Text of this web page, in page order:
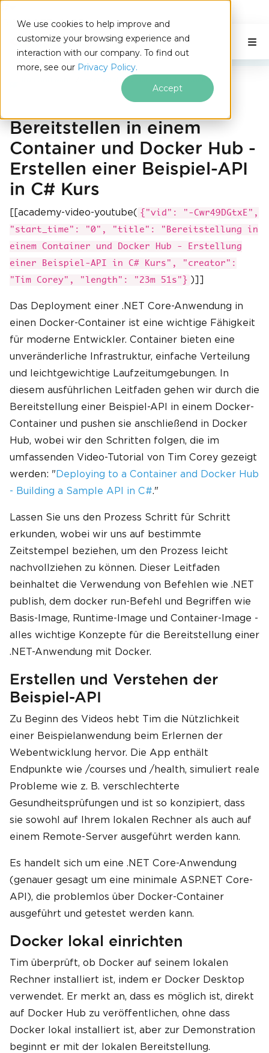
We use cookies to help improve and
customize your browsing experience and
interaction with our company. To find out
more, see our Privacy Policy.
Accept
IRONSOFTWARE
Zum Fußzeileninhalt springen
C# Application
Auf dieser Seite
Bereitstellen einer C#-API in Docker
Bereitstellen in einem
Container und Docker Hub -
Erstellen einer Beispiel-API
in C# Kurs
[[academy-video-youtube( {"vid": "-Cwr49DGtxE",
"start_time": "0", "title": "Bereitstellung in
einem Container und Docker Hub - Erstellung
einer Beispiel-API in C# Kurs", "creator":
"Tim Corey", "length": "23m 51s"} )]]
Das Deployment einer .NET Core-Anwendung in
einen Docker-Container ist eine wichtige Fähigkeit
für moderne Entwickler. Container bieten eine
unveränderliche Infrastruktur, einfache Verteilung
und leichtgewichtige Laufzeitumgebungen. In
diesem ausführlichen Leitfaden gehen wir durch die
Bereitstellung einer Beispiel-API in einem Docker-
Container und pushen sie anschließend in Docker
Hub, wobei wir den Schritten folgen, die im
umfassenden Video-Tutorial von Tim Corey gezeigt
werden: "Deploying to a Container and Docker Hub
- Building a Sample API in C#."
Lassen Sie uns den Prozess Schritt für Schritt
erkunden, wobei wir uns auf bestimmte
Zeitstempel beziehen, um den Prozess leicht
nachvollziehen zu können. Dieser Leitfaden
beinhaltet die Verwendung von Befehlen wie .NET
publish, dem docker run-Befehl und Begriffen wie
Basis-Image, Runtime-Image und Container-Image -
alles wichtige Konzepte für die Bereitstellung einer
.NET-Anwendung mit Docker.
Erstellen und Verstehen der
Beispiel-API
Zu Beginn des Videos hebt Tim die Nützlichkeit
einer Beispielanwendung beim Erlernen der
Webentwicklung hervor. Die App enthält
Endpunkte wie /courses und /health, simuliert reale
Probleme wie z. B. verschlechterte
Gesundheitsprüfungen und ist so konzipiert, dass
sie sowohl auf Ihrem lokalen Rechner als auch auf
einem Remote-Server ausgeführt werden kann.
Es handelt sich um eine .NET Core-Anwendung
(genauer gesagt um eine minimale ASP.NET Core-
API), die problemlos über Docker-Container
ausgeführt und getestet werden kann.
Docker lokal einrichten
Tim überprüft, ob Docker auf seinem lokalen
Rechner installiert ist, indem er Docker Desktop
verwendet. Er merkt an, dass es möglich ist, direkt
auf Docker Hub zu veröffentlichen, ohne dass
Docker lokal installiert ist, aber zur Demonstration
beginnt er mit der lokalen Bereitstellung.